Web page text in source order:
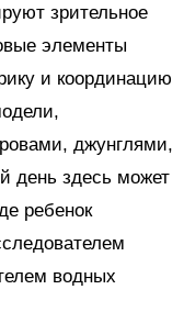
зрительное
элементы
и координацию
джунглями,
день здесь может
ребенок
водных